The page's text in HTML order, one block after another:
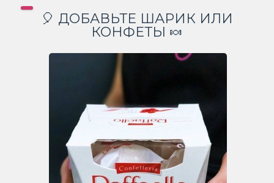
🎈 ДОБАВЬТЕ ШАРИК ИЛИ
КОНФЕТЫ 🍬